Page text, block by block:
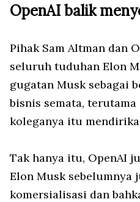
OpenAI balik
Pihak Sam Altman dan
seluruh tuduhan Elon
gugatan Musk sebagai
bisnis semata,
koleganya itu
Tak hanya itu, OpenAI
Elon Musk sebelumnya
komersialisasi dan